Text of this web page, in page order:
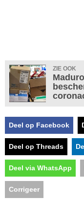
ZIE OOK
Deel op Facebook
Deel op Threads
Deel via WhatsApp
Corrigeer